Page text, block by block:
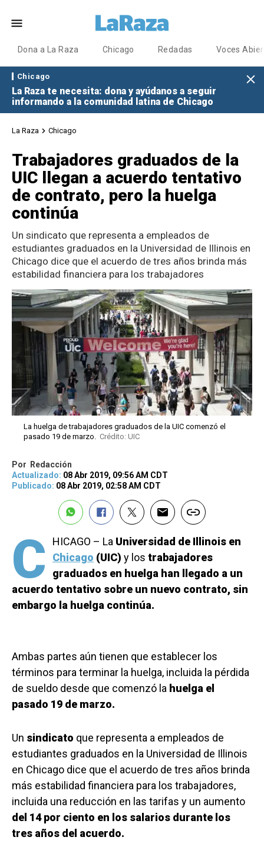
Dona a La Raza Chicago Redadas Voces
Chicago
La Raza te necesita: dona y ayúdanos a seguir
informando a la comunidad latina de Chicago
La Raza Chicago
Trabajadores graduados de la
UIC llegan a acuerdo tentativo
de contrato, pero la huelga
continúa
Un sindicato que representa a empleados de
estudiantes graduados en la Universidad de Illinois en
Chicago dice que el acuerdo de tres años brinda más
estabilidad financiera para los trabajadores
La huelga de trabajadores graduados de la UIC comenzó el
pasado 19 de marzo. Crédito: UIC
Por
Redacción
Actualizado: 08 Abr 2019, 09:56 AM CDT
Publicado: 08 Abr 2019, 02:58 AM CDT
C HICAGO – La Universidad de Illinois en
Chicago (UIC) y los trabajadores
graduados en huelga han llegado a un
acuerdo tentativo sobre un nuevo contrato, sin
embargo la huelga continúa.
Ambas partes aún tienen que establecer los
términos para terminar la huelga, incluida la pérdida
de sueldo desde que comenzó la huelga el
pasado 19 de marzo.
Un sindicato que representa a empleados de
estudiantes graduados en la Universidad de Illinois
en Chicago dice que el acuerdo de tres años brinda
más estabilidad financiera para los trabajadores,
incluida una reducción en las tarifas y un aumento
del 14 por ciento en los salarios durante los
tres años del acuerdo.